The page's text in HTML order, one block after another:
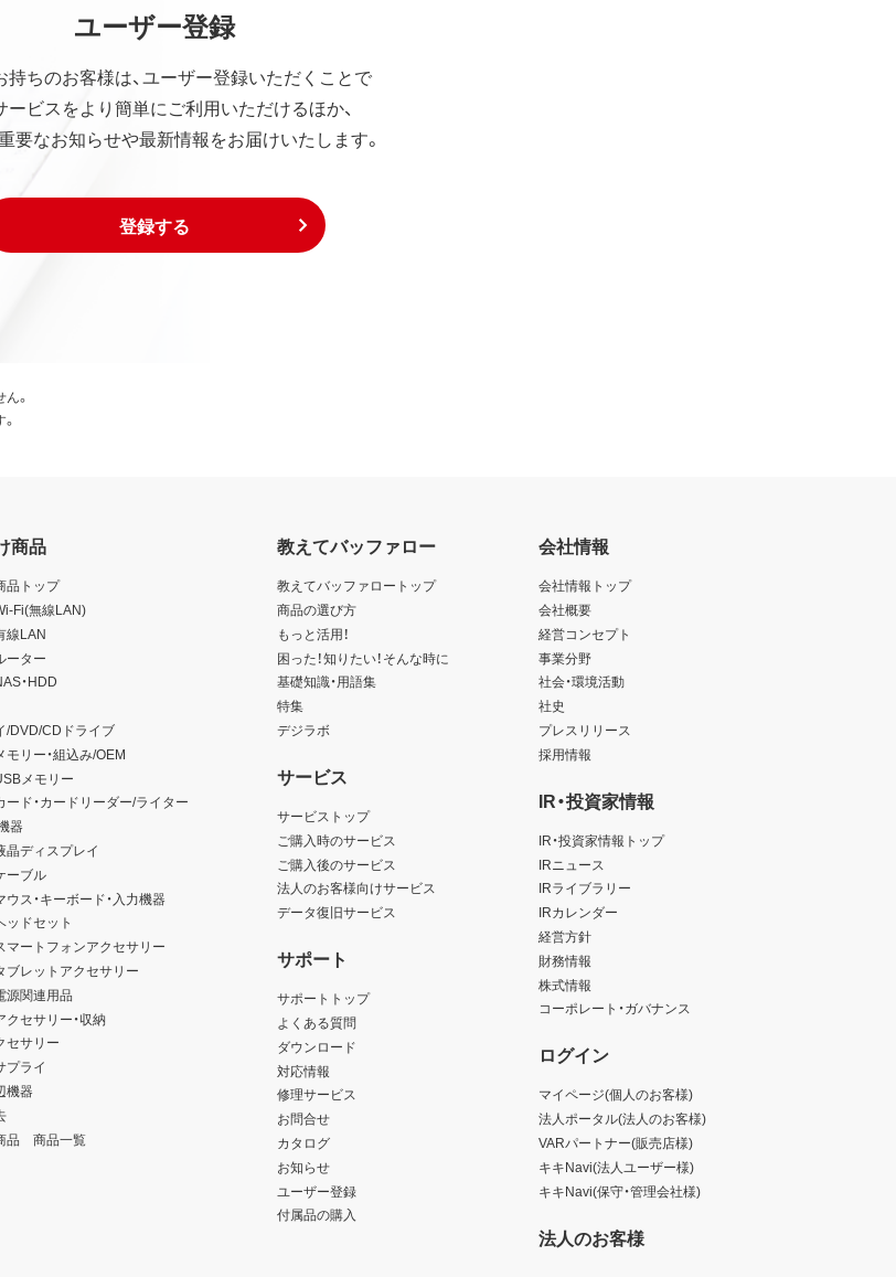
ユーザー登録
持ちのお客様は、ユーザー登録いただくことで
ービスをより簡単にご利用いただけるほか、
要なお知らせや最新情報をお届けいたします。
登録する
。
商品
品トップ
Fi(無線LAN)
線LAN
ーター
・HDD
/DVD/CDドライブ
リー・組込み/OEM
メモリー
ード・カードリーダー/ライター
器
晶ディスプレイ
ーブル
ス・キーボード・入力機器
ッドセット
マートフォンアクセサリー
ブレットアクセサリー
源関連用品
セサリー・収納
セサリー
プライ
機器
品 商品一覧
教えてバッファロー
教えてバッファロートップ
商品の選び方
もっと活用！
困った！知りたい！そんな時に
基礎知識・用語集
特集
デジラボ
サービス
サービストップ
ご購入時のサービス
ご購入後のサービス
法人のお客様向けサービス
データ復旧サービス
サポート
サポートトップ
よくある質問
ダウンロード
対応情報
修理サービス
お問合せ
カタログ
お知らせ
ユーザー登録
付属品の購入
会社情報
会社情報トップ
会社概要
経営コンセプト
事業分野
社会・環境活動
社史
プレスリリース
採用情報
IR・投資家情報
IR・投資家情報トップ
IRニュース
IRライブラリー
IRカレンダー
経営方針
財務情報
株式情報
コーポレート・ガバナンス
ログイン
マイページ(個人のお客様)
法人ポータル(法人のお客様)
VARパートナー(販売店様)
キキNavi(法人ユーザー様)
キキNavi(保守・管理会社様)
法人のお客様